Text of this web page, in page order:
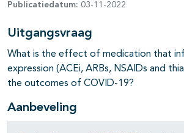
Publicatiedatum: 03-11-2022
Uitgangsvraag
What is the effect of medication that
expression (ACEi, ARBs, NSAIDs and
the outcomes of COVID-19?
Aanbeveling